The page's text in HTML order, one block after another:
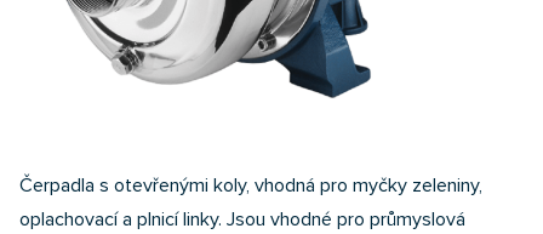
Čerpadla s otevřenými koly, vhodná pro myčky zeleniny,
oplachovací a plnicí linky. Jsou vhodné pro průmyslová